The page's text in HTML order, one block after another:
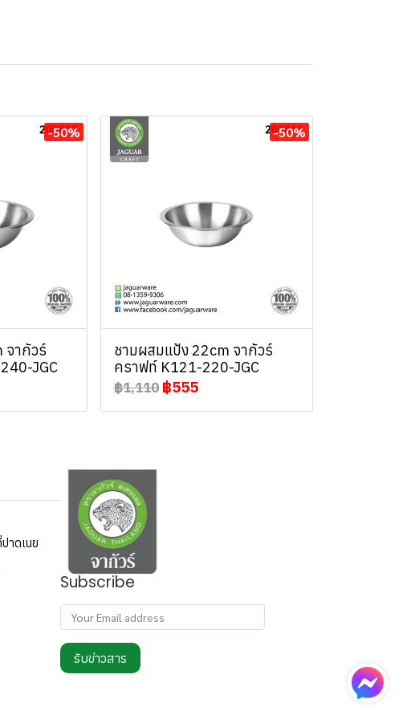
-50%
จากัวร์
JGC
-50%
ชามผสมแป้ง 22cm จากัวร์
คราฟท์ K121-220-JGC
฿1,110 ฿555
าดเนย
Subscribe
รับข่าวสาร